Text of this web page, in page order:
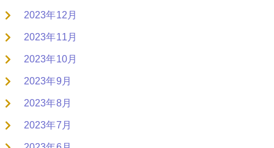
2023年12月
2023年11月
2023年10月
2023年9月
2023年8月
2023年7月